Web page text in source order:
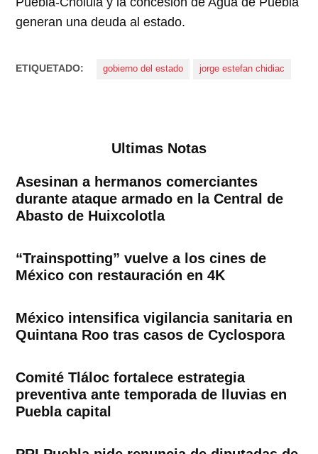
generan una deuda al estado.
ETIQUETADO: gobierno del estado jorge estefan chidiac
Ultimas Notas
Asesinan a hermanos comerciantes
durante ataque armado en la Central de
Abasto de Huixcolotla
“Trainspotting” vuelve a los cines de
México con restauración en 4K
México intensifica vigilancia sanitaria en
Quintana Roo tras casos de Cyclospora
Comité Tláloc fortalece estrategia
preventiva ante temporada de lluvias en
Puebla capital